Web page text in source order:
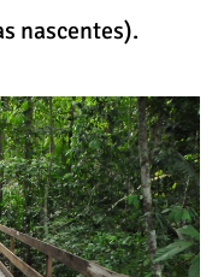
nascentes).